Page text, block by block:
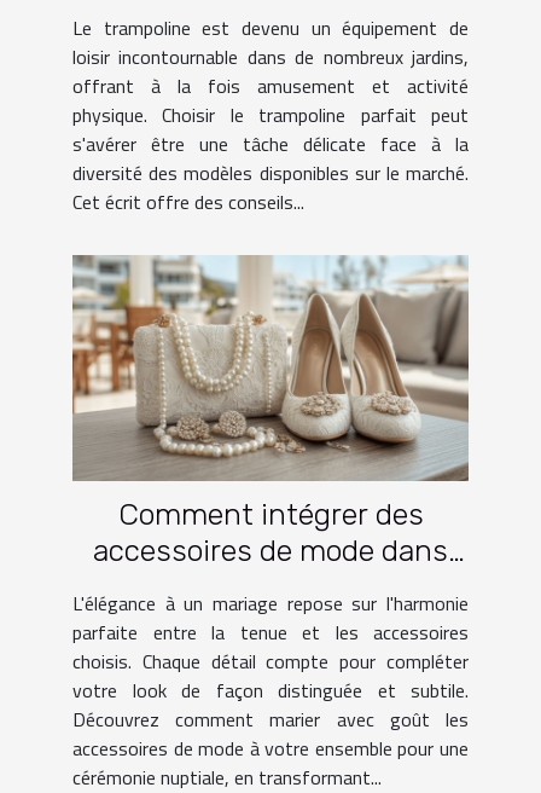
Le trampoline est devenu un équipement de
loisir incontournable dans de nombreux jardins,
offrant à la fois amusement et activité
physique. Choisir le trampoline parfait peut
s'avérer être une tâche délicate face à la
diversité des modèles disponibles sur le marché.
Cet écrit offre des conseils...
Comment intégrer des
accessoires de mode dans
L'élégance à un mariage repose sur l'harmonie
parfaite entre la tenue et les accessoires
choisis. Chaque détail compte pour compléter
votre look de façon distinguée et subtile.
Découvrez comment marier avec goût les
accessoires de mode à votre ensemble pour une
cérémonie nuptiale, en transformant...